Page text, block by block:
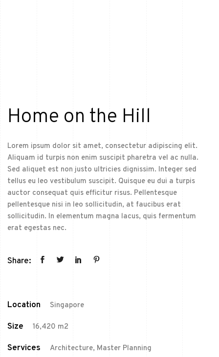
Home on the Hill
Lorem ipsum dolor sit amet, consectetur adipiscing elit.
Aliquam id turpis non enim suscipit pharetra vel ac nulla.
Sed aliquet est non justo ultricies dignissim. Integer sed
tellus eu leo vestibulum suscipit. Quisque eu dui a turpis
auctor consequat quis efficitur risus. Pellentesque
pellentesque nisi in leo sollicitudin, at faucibus erat
sollicitudin. In elementum magna lacus, quis fermentum
erat egestas nec.
Share:
Location Singapore
Size 16,420 m2
Services Architecture, Master Planning